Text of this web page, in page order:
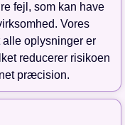
fejl, som kan have
Vores
oplysninger er
reducerer risikoen
præcision.